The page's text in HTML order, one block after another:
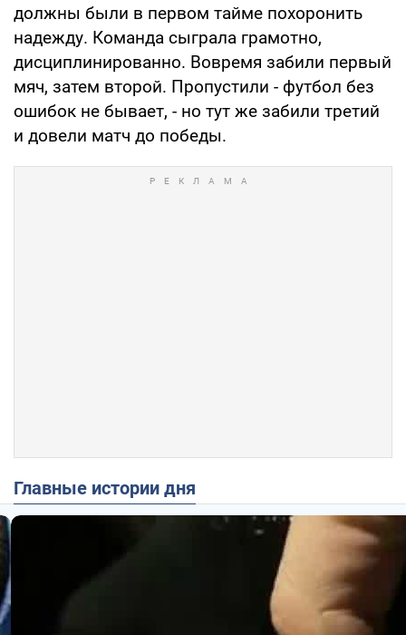
должны были в первом тайме похоронить
надежду. Команда сыграла грамотно,
дисциплинированно. Вовремя забили первый
мяч, затем второй. Пропустили - футбол без
ошибок не бывает, - но тут же забили третий
и довели матч до победы.
Главные истории дня